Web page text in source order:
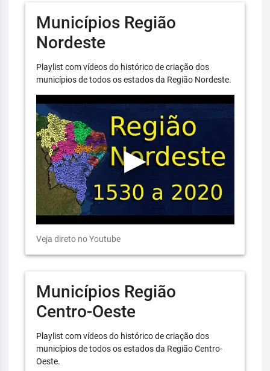
Municípios Região
Nordeste
Playlist com vídeos do histórico de criação dos
municípios de todos os estados da Região Nordeste.
Veja direto no Youtube
Municípios Região
Centro-Oeste
Playlist com vídeos do histórico de criação dos
municípios de todos os estados da Região Centro-
Oeste.